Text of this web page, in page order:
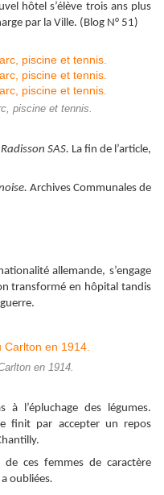
hôtel s’élève trois ans plus
par la Ville. (Blog N° 51)
piscine et tennis.
Radisson SAS. La fin de l’article,
Archives Communales de
allemande, s’engage
transformé en hôpital tandis
en 1914.
l’épluchage des légumes.
finit par accepter un repos
ces femmes de caractère
oubliées.